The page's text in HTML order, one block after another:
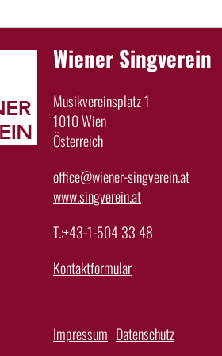
Wiener Singverein
Musikvereinsplatz 1
1010 Wien
Österreich
office@wiener-singverein.at
www.singverein.at
T.:+43-1-504 33 48
Kontaktformular
Impressum Datenschutz